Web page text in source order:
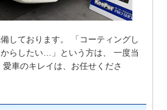
しております。 「コーティングし
らしたい…」という方は、 一度当
車のキレイは、お任せくださ